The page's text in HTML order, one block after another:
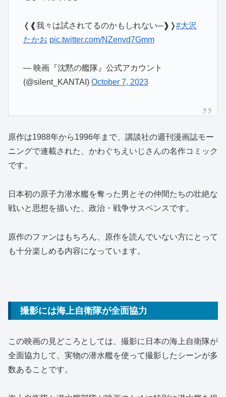
❬❰我々は試されてるのかもしれない─❱❭#大沢
たかお pic.twitter.com/NZenvd7Gmm
— 映画『沈黙の艦隊』公式アカウント
(@silent_KANTAI) October 7, 2023
原作は1988年から1996年まで、講談社の週刊漫画誌モー
ニングで連載された、かわぐちえいじさんの名作コミック
です。
日本初の原子力潜水艦を奪った男とその仲間たちの壮絶な
戦いと思想を描いた、政治・戦争サスペンスです。
原作のファンはもちろん、原作を読んでいない方にとって
も十分楽しめる内容になっています。
撮影には海上自衛隊が全面協力
この映画の見どころとしては、撮影に日本の海上自衛隊が
全面協力して、実物の潜水艦を使って撮影したシーンが多
数あることです。